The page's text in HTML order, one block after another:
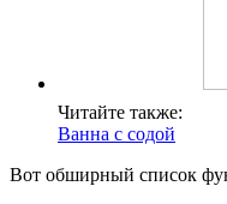
Читайте также:
Ванна с содой
Вот обширный список